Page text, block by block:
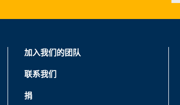
加入我们的团队
联系我们
捐